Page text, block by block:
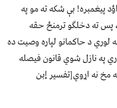
پيغمبره! بې شکه ته مو په
ته دخلګو ترمنځ حقه
لوري د حاکمانو لپاره وصیت ده
په نازل شوي قانون فيصله
مخ نه اړوي[تفسير إبن